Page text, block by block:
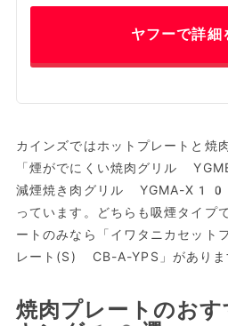
ヤフーで詳細
カインズではホットプレートと焼
「煙がでにくい焼肉グリル
減煙焼き肉グリル YGMA-
っています。どちらも吸煙タイプ
ートのみなら「イワタニカセッ
レート(S) CB-A-YPS」がありま
焼肉プレートのお